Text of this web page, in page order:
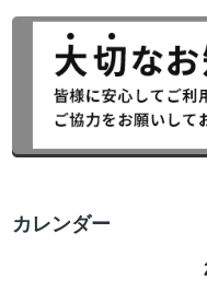
カレンダー